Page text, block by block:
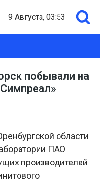
9 Августа, 03:53
побывали на
области
ПАО
производителей